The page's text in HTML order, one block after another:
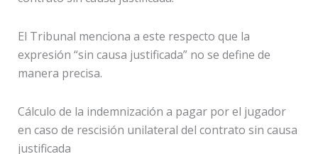
El Tribunal menciona a este respecto que la
expresión “sin causa justificada” no se define de
manera precisa.
Cálculo de la indemnización a pagar por el jugador
en caso de rescisión unilateral del contrato sin causa
justificada